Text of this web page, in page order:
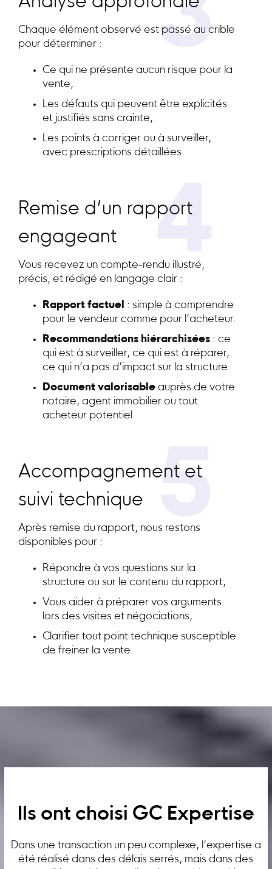
3
Chaque élément observé est passé au crible
pour déterminer :
Ce qui ne présente aucun risque pour la
vente,
Les défauts qui peuvent être explicités
et justifiés sans crainte,
Les points à corriger ou à surveiller,
avec prescriptions détaillées.
4
Remise d’un rapport
engageant
Vous recevez un compte-rendu illustré,
précis, et rédigé en langage clair :
Rapport factuel : simple à comprendre
pour le vendeur comme pour l’acheteur.
Recommandations hiérarchisées : ce
qui est à surveiller, ce qui est à réparer,
ce qui n’a pas d’impact sur la structure.
Document valorisable auprès de votre
notaire, agent immobilier ou tout
acheteur potentiel.
5
Accompagnement et
suivi technique
Après remise du rapport, nous restons
disponibles pour :
Répondre à vos questions sur la
structure ou sur le contenu du rapport,
Vous aider à préparer vos arguments
lors des visites et négociations,
Clarifier tout point technique susceptible
de freiner la vente.
Ils ont choisi GC Expertise
Dans une transaction un peu complexe, l’expertise a
été réalisé dans des délais serrés, mais dans des